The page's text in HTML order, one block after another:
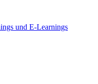
und E-Learnings